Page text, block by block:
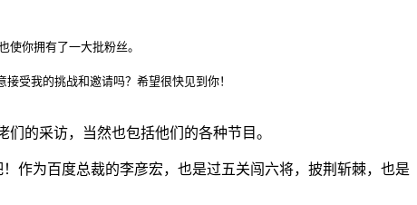
你拥有了一大批粉丝。
受我的挑战和邀请吗？希望很快见到你！
的采访，当然也包括他们的各种节目。
作为百度总裁的李彦宏，也是过五关闯六将，披荆斩棘，也是